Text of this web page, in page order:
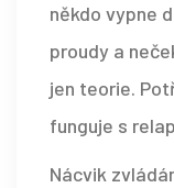
někdo vypne
proudy a
jen teorie.
funguje s
Nácvik